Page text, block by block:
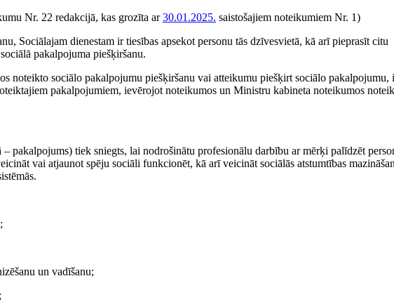
Nr. 22 redakcijā, kas grozīta ar30.01.2025. saistošajiem noteikumiem Nr. 1)
Sociālajam dienestam ir tiesības apsekot personu tās dzīvesvietā, kā arī pieprasīt citu
pakalpojuma piešķiršanu.
noteikto sociālo pakalpojumu piešķiršanu vai atteikumu piešķirt sociālo pakalpojumu,
pakalpojumiem, ievērojot noteikumos un Ministru kabineta noteikumos
pakalpojums) tiek sniegts, lai nodrošinātu profesionālu darbību ar mērķi palīdzēt
vai atjaunot spēju sociāli funkcionēt, kā arī veicināt sociālās atstumtības
un vadīšanu;